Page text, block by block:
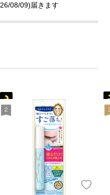
26/08/09)届きます